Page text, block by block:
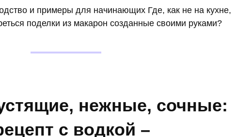
и примеры для начинающих Где, как не на кухне,
поделки из макарон созданные своими руками?
нежные, сочные:
с водкой –